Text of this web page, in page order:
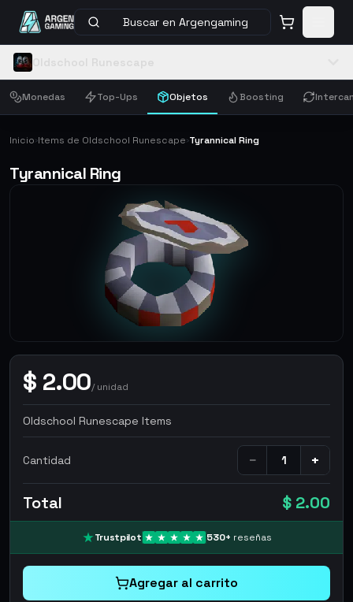
Buscar en Argengaming
Monedas Top-Ups Objetos Boosting
Inicio›Items de Oldschool Runescape›Tyrannical Ring
Tyrannical Ring
$ 2.00/unidad
Oldschool Runescape Items
Cantidad − +
Total $ 2.00
Trustpilot 530+ reseñas
Agregar al carrito